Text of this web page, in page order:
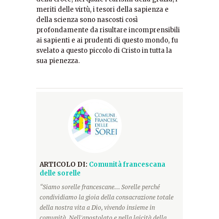
meriti delle virtù, i tesori della sapienza e
della scienza sono nascosti così
profondamente da risultare incomprensibili
ai sapienti e ai prudenti di questo mondo, fu
svelato a questo piccolo di Cristo in tutta la
sua pienezza.
ARTICOLO DI: Comunità francescana
delle sorelle
“Siamo sorelle francescane... Sorelle perché
condividiamo la gioia della consacrazione totale
della nostra vita a Dio, vivendo insieme in